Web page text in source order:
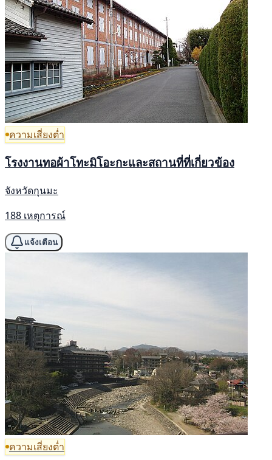
ความเสี่ยงต่ำ
โรงงานทอผ้าโทะมิโอะกะและสถานที่ที่เกี่ยวข้อง
จังหวัดกุนมะ
188 เหตุการณ์
แจ้งเตือน
ความเสี่ยงต่ำ